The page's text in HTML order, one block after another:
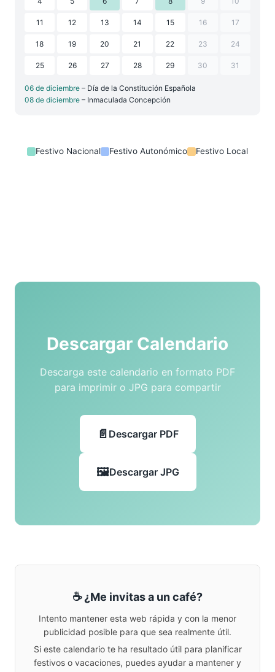
11 12 13 14 15 16 17
18 19 20 21 22 23 24
25 26 27 28 29 30 31
06 de diciembre – Día de la Constitución Española
08 de diciembre – Inmaculada Concepción
Festivo Nacional Festivo Autonómico Festivo Local
Descargar Calendario
Descarga este calendario en formato PDF
para imprimir o JPG para compartir
Descargar PDF
Descargar JPG
☕ ¿Me invitas a un café?
Intento mantener esta web rápida y con la menor
publicidad posible para que sea realmente útil.
Si este calendario te ha resultado útil para planificar
festivos o vacaciones, puedes ayudar a mantener y